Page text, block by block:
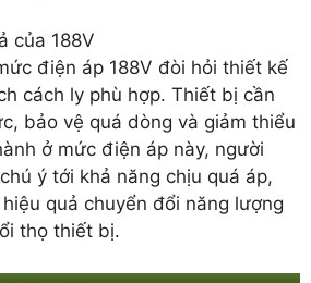
của 188V
điện áp 188V đòi hỏi thiết kế
cách ly phù hợp. Thiết bị cần
bảo vệ quá dòng và giảm thiểu
ở mức điện áp này, người
ý tới khả năng chịu quá áp,
quả chuyển đổi năng lượng
thọ thiết bị.